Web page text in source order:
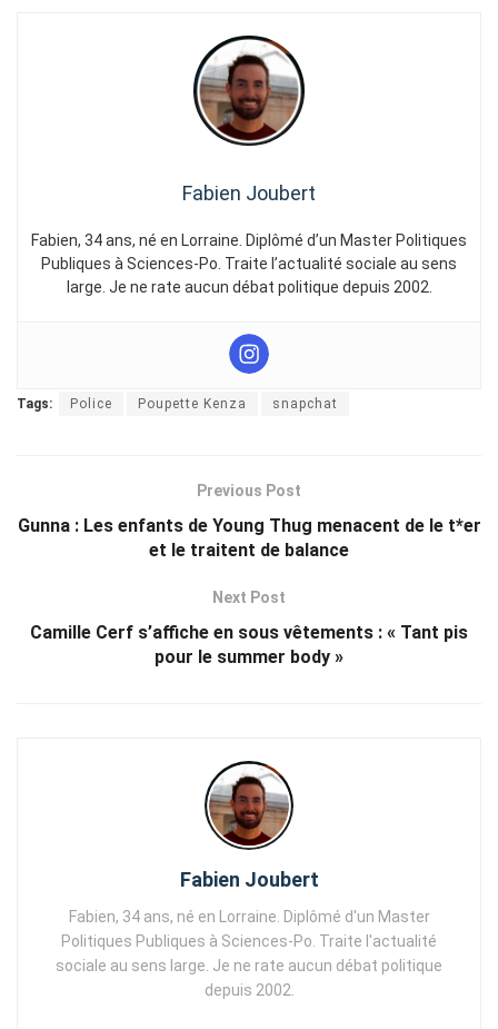
Fabien Joubert
Fabien, 34 ans, né en Lorraine. Diplômé d’un Master Politiques
Publiques à Sciences-Po. Traite l’actualité sociale au sens
large. Je ne rate aucun débat politique depuis 2002.
Tags: Police Poupette Kenza snapchat
Previous Post
Gunna : Les enfants de Young Thug menacent de le t*er
et le traitent de balance
Next Post
Camille Cerf s’affiche en sous vêtements : « Tant pis
pour le summer body »
Fabien Joubert
Fabien, 34 ans, né en Lorraine. Diplômé d'un Master
Politiques Publiques à Sciences-Po. Traite l'actualité
sociale au sens large. Je ne rate aucun débat politique
depuis 2002.